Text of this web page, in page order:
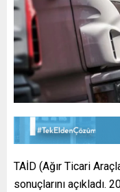
TAİD (Ağır Ticari
sonuçlarını açıkladı.